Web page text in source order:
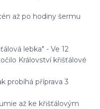
až po hodiny šermu
lebka" - Ve 12
Království křišťálové
probíhá příprava 3
až ke křišťálovým